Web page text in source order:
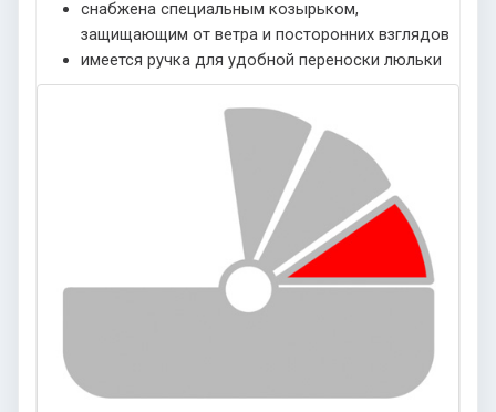
снабжена специальным козырьком,
защищающим от ветра и посторонних взглядов
имеется ручка для удобной переноски люльки